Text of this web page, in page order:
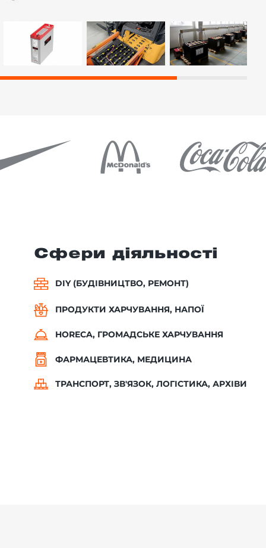
Сфери діяльності
DIY (БУДІВНИЦТВО, РЕМОНТ)
ПРОДУКТИ ХАРЧУВАННЯ, НАПОЇ
HORECA, ГРОМАДСЬКЕ ХАРЧУВАННЯ
ФАРМАЦЕВТИКА, МЕДИЦИНА
ТРАНСПОРТ, ЗВ'ЯЗОК, ЛОГІСТИКА, АРХІВИ